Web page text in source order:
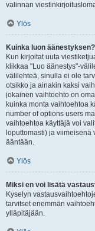
valinnan
Ylös
Kuinka luon äänestyksen?
Kun kirjoitat uuta
klikkaa "Luo äänestys"-
välilehteä, sinulla ei ole
otsikko ja ainakin kaksi
jokainen vaihtoehto on
kuinka monta vaihtoehtoa
number of options users
vaihtoehtoa käyttäjä voi
loputtomasti) ja
ääntään.
Ylös
Miksi en voi lisätä
Kyselyn
tarvitset enemmän
ylläpitäjään.